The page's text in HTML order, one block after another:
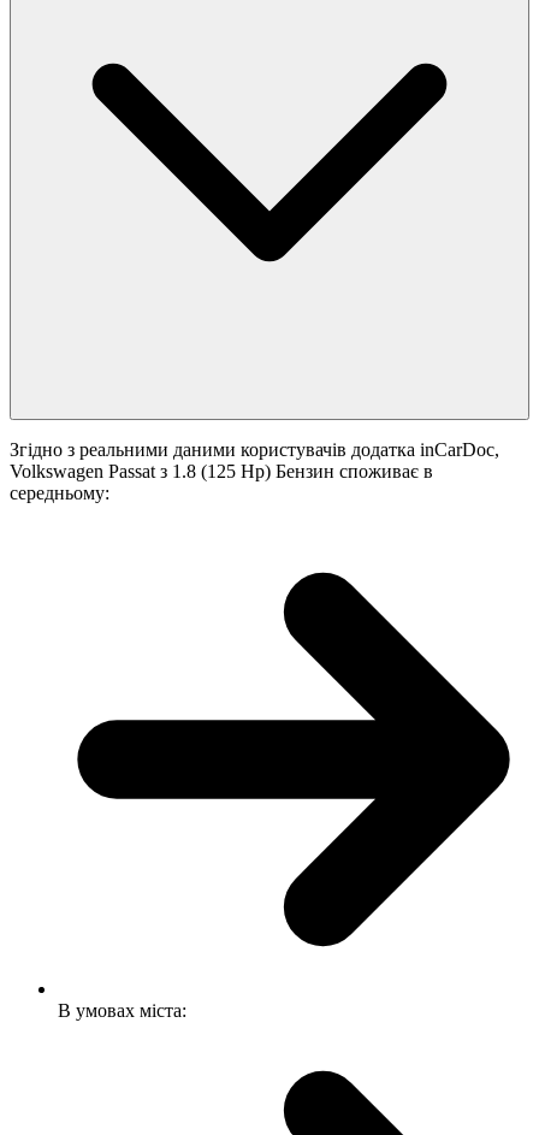
Згідно з реальними даними користувачів додатка inCarDoc,
Volkswagen Passat з 1.8 (125 Hp) Бензин споживає в
середньому:
В умовах міста: